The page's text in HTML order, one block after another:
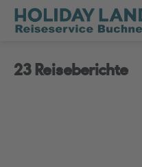
23 Reiseberichte